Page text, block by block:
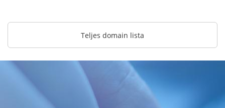
Teljes domain lista